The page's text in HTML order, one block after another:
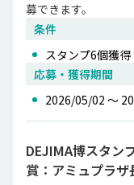
募できます。
条件
スタンプ6個獲得
応募・獲得期間
2026/05/02 〜
DEJIMA博スタン
賞：アミュプラ